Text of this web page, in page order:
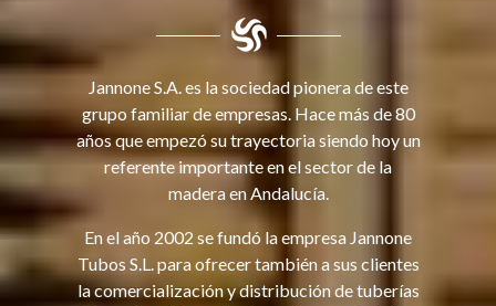
Jannone S.A. es la sociedad pionera de este
grupo familiar de empresas. Hace más de 80
años que empezó su trayectoria siendo hoy un
referente importante en el sector de la
madera en Andalucía.
En el año 2002 se fundó la empresa Jannone
Tubos S.L. para ofrecer también a sus clientes
la comercialización y distribución de tuberías